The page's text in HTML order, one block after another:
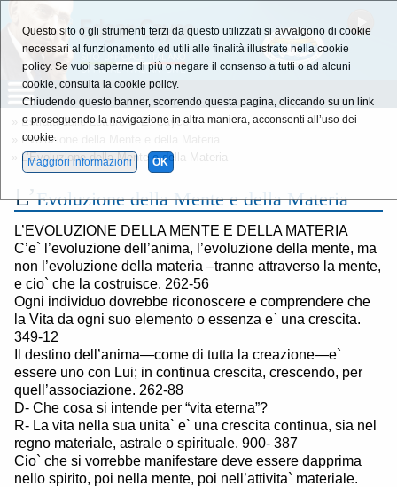
Estratti dalle Letture di E. Cayce
Evoluzione della Mente e della Materia
» L’Evoluzione della Mente e della Materia
L’Evoluzione della Mente e della Materia
L’EVOLUZIONE DELLA MENTE E DELLA MATERIA
C’e` l’evoluzione dell’anima, l’evoluzione della mente, ma
non l’evoluzione della materia –tranne attraverso la mente,
e cio` che la costruisce. 262-56
Ogni individuo dovrebbe riconoscere e comprendere che
la Vita da ogni suo elemento o essenza e` una crescita.
349-12
Il destino dell’anima—come di tutta la creazione—e`
essere uno con Lui; in continua crescita, crescendo, per
quell’associazione. 262-88
D- Che cosa si intende per “vita eterna”?
R- La vita nella sua unita` e` una crescita continua, sia nel
regno materiale, astrale o spirituale. 900- 387
Cio` che si vorrebbe manifestare deve essere dapprima
nello spirito, poi nella mente, poi nell’attivita` materiale.
Questo sito o gli strumenti terzi da questo utilizzati si avvalgono di cookie
necessari al funzionamento ed utili alle finalità illustrate nella cookie
policy. Se vuoi saperne di più o negare il consenso a tutti o ad alcuni
cookie, consulta la cookie policy.
Chiudendo questo banner, scorrendo questa pagina, cliccando su un link
o proseguendo la navigazione in altra maniera, acconsenti all’uso dei
cookie.
Maggiori informazioni
OK